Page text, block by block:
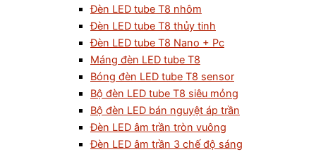
Đèn LED tube T8 nhôm
Đèn LED tube T8 thủy tinh
Đèn LED tube T8 Nano + Pc
Máng đèn LED tube T8
Bóng đèn LED tube T8 sensor
Bộ đèn LED tube T8 siêu mỏng
Bộ đèn LED bán nguyệt áp trần
Đèn LED âm trần tròn vuông
Đèn LED âm trần 3 chế độ sáng